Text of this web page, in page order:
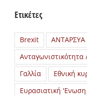
Ετικέτες
Brexit
ΑΝΤΑΡΣΥΑ
Γαλλία
Εθνική
Ευρασιατική 'Ενωση